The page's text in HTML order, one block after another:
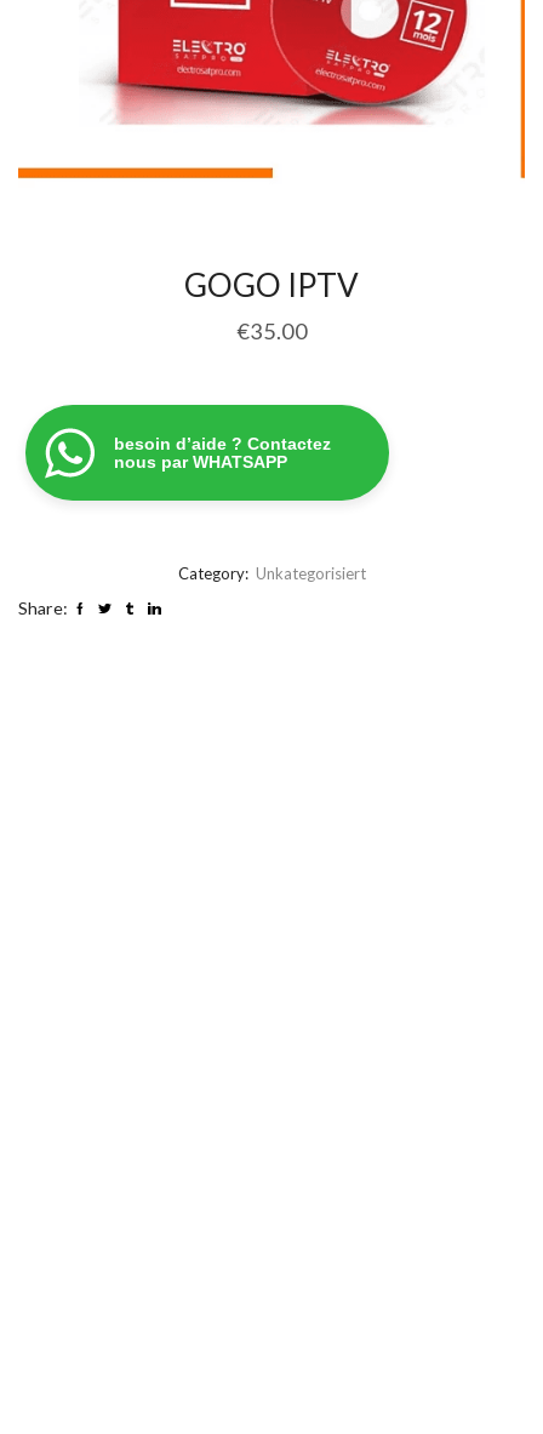
GOGO IPTV
€35.00
besoin d’aide ? Contactez
nous par WHATSAPP
Category: Unkategorisiert
Share: